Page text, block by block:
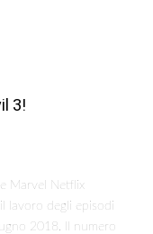
3!
Marvel Netflix
lavoro degli episodi
2018. Il numero